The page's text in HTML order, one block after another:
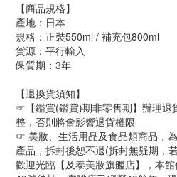
【商品規格】
產地：日本
規格：正裝550ml / 補充包800ml
貨源：平行輸入
保質期：3年
【退換貨須知】
☞【鑑賞(鑑賞)期非零售期】辦理退
整，否則將會影響退貨權限
☞ 美妝、生活用品及食品類商品，
產品，拆封後恕不退(拆封無疑期，
歡迎光臨【及泰美妝旗艦店】，本